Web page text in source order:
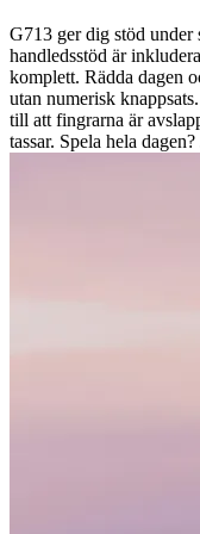
G713 ger dig stöd under
handledsstöd är
komplett. Rädda dagen
utan numerisk
till att fingrarna är
tassar. Spela hela dagen?